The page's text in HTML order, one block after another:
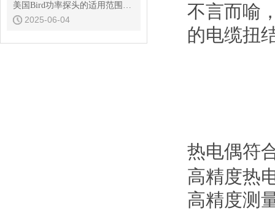
美国Bird功率探头的适用范围及优点
2025-06-04
不言而喻
的电缆扭
热电偶符
高精度热
高精度测